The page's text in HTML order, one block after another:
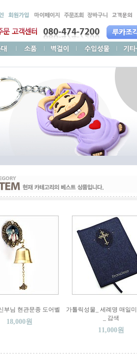
부님 현관문종 도어벨
18,000원
가톨릭성물_ 세례명 매일
_ 감색
11,000원